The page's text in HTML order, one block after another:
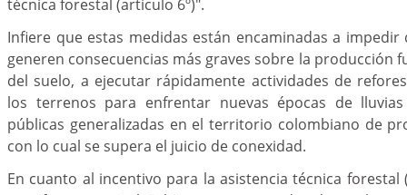
Infiere que estas medidas están encaminadas a impedir
generen consecuencias más graves sobre la producción
del suelo, a ejecutar rápidamente actividades de
los terrenos para enfrentar nuevas épocas de
públicas generalizadas en el territorio colombiano de
con lo cual se supera el juicio de conexidad.
En cuanto al incentivo para la asistencia técnica forestal